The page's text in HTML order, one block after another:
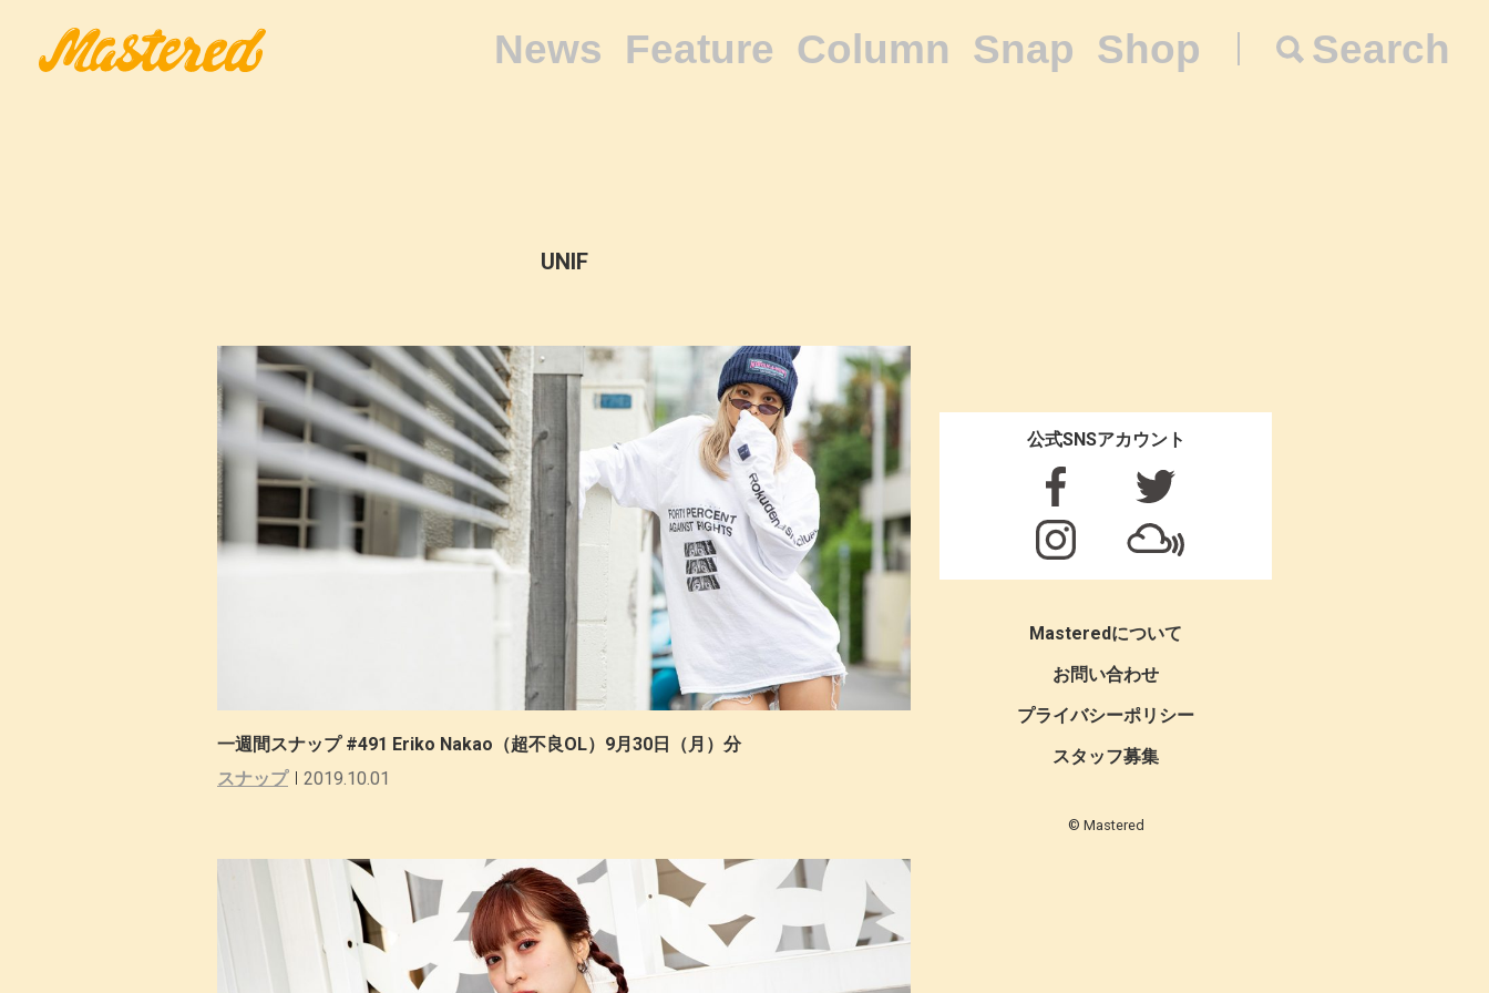
News Feature Column Snap Shop Search
UNIF
一週間スナップ #491 Eriko Nakao（超不良OL）9月30日（月）分
スナップ
2019.10.01
公式SNSアカウント
Masteredについて
お問い合わせ
プライバシーポリシー
スタッフ募集
© Mastered